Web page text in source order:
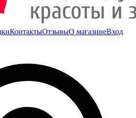
КонтактыОтзывыО магазинеВход